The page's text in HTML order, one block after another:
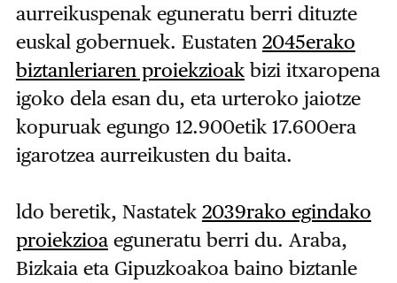
aurreikuspenak eguneratu berri dituzte
euskal gobernuek. Eustaten 2045erako
biztanleriaren proiekzioakbizi itxaropena
igoko dela esan du, eta urteroko jaiotze
kopuruak egungo 12.900etik 17.600era
igarotzea aurreikusten du baita.
ldo beretik, Nastatek 2039rako egindako
proiekzioaeguneratu berri du. Araba,
Bizkaia eta Gipuzkoakoa baino biztanle